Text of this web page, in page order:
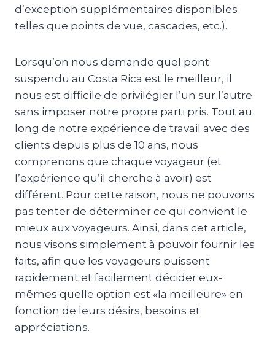
d’exception supplémentaires disponibles
telles que points de vue, cascades, etc.).
Lorsqu’on nous demande quel pont
suspendu au Costa Rica est le meilleur, il
nous est difficile de privilégier l’un sur l’autre
sans imposer notre propre parti pris. Tout au
long de notre expérience de travail avec des
clients depuis plus de 10 ans, nous
comprenons que chaque voyageur (et
l’expérience qu’il cherche à avoir) est
différent. Pour cette raison, nous ne pouvons
pas tenter de déterminer ce qui convient le
mieux aux voyageurs. Ainsi, dans cet article,
nous visons simplement à pouvoir fournir les
faits, afin que les voyageurs puissent
rapidement et facilement décider eux-
mêmes quelle option est «la meilleure» en
fonction de leurs désirs, besoins et
appréciations.